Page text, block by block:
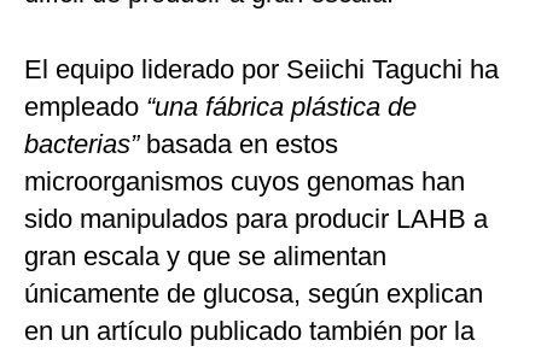
El equipo liderado por Seiichi Taguchi ha
empleado “una fábrica plástica de
bacterias” basada en estos
microorganismos cuyos genomas han
sido manipulados para producir LAHB a
gran escala y que se alimentan
únicamente de glucosa, según explican
en un artículo publicado también por la